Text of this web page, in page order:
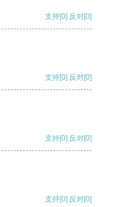
支持[0] 反对[0]
支持[0] 反对[0]
支持[0] 反对[0]
支持[0] 反对[0]